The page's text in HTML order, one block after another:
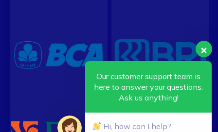
Our customer support team is
here to answer your questions.
Ask us anything!
Hi, how can I help?